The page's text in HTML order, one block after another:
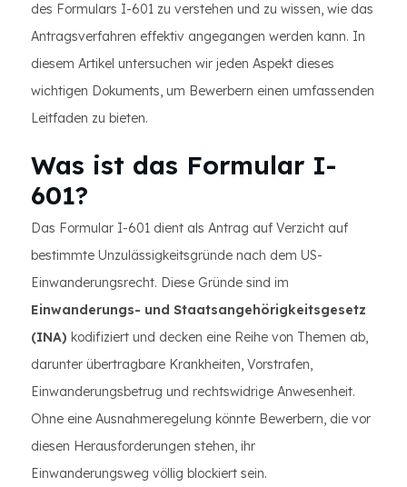
des Formulars I-601 zu verstehen und zu wissen, wie das
Antragsverfahren effektiv angegangen werden kann. In
diesem Artikel untersuchen wir jeden Aspekt dieses
wichtigen Dokuments, um Bewerbern einen umfassenden
Leitfaden zu bieten.
Was ist das Formular I-
601?
Das Formular I-601 dient als Antrag auf Verzicht auf
bestimmte Unzulässigkeitsgründe nach dem US-
Einwanderungsrecht. Diese Gründe sind im
Einwanderungs- und Staatsangehörigkeitsgesetz
(INA) kodifiziert und decken eine Reihe von Themen ab,
darunter übertragbare Krankheiten, Vorstrafen,
Einwanderungsbetrug und rechtswidrige Anwesenheit.
Ohne eine Ausnahmeregelung könnte Bewerbern, die vor
diesen Herausforderungen stehen, ihr
Einwanderungsweg völlig blockiert sein.